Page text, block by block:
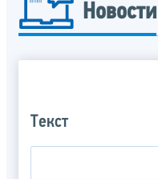
Новости
Текст